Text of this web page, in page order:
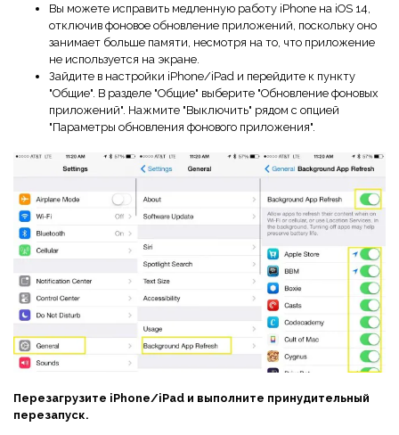
Вы можете исправить медленную работу iPhone на iOS 14,
отключив фоновое обновление приложений, поскольку оно
занимает больше памяти, несмотря на то, что приложение
не используется на экране.
Зайдите в настройки iPhone/iPad и перейдите к пункту
"Общие". В разделе "Общие" выберите "Обновление фоновых
приложений". Нажмите "Выключить" рядом с опцией
"Параметры обновления фонового приложения".
Перезагрузите iPhone/iPad и выполните принудительный
перезапуск.